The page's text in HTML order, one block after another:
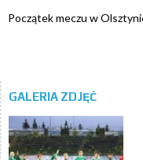
Początek meczu w
GALERIA ZDJĘĆ